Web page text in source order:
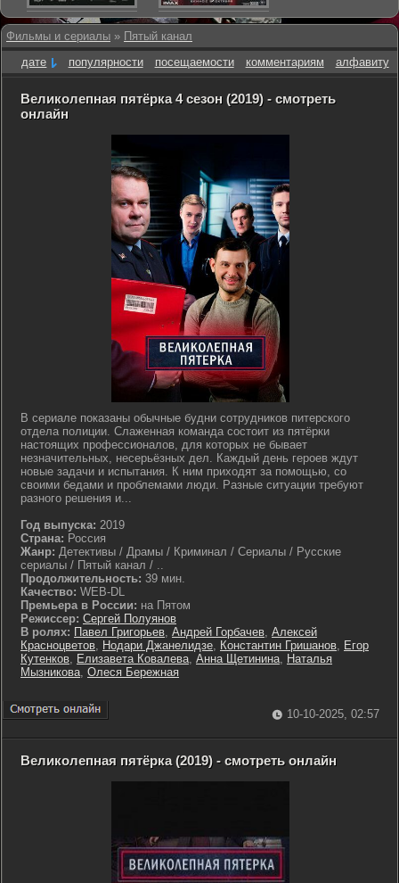
Фильмы и сериалы » Пятый канал
дате
популярности посещаемости комментариям алфавиту
Великолепная пятёрка 4 сезон (2019) - смотреть
онлайн
В сериале показаны обычные будни сотрудников питерского
отдела полиции. Слаженная команда состоит из пятёрки
настоящих профессионалов, для которых не бывает
незначительных, несерьёзных дел. Каждый день героев ждут
новые задачи и испытания. К ним приходят за помощью, со
своими бедами и проблемами люди. Разные ситуации требуют
разного решения и...
Год выпуска: 2019
Страна: Россия
Жанр: Детективы / Драмы / Криминал / Сериалы / Русские
сериалы / Пятый канал / ..
Продолжительность: 39 мин.
Качество: WEB-DL
Премьера в России: на Пятом
Режиссер: Сергей Полуянов
В ролях: Павел Григорьев, Андрей Горбачев, Алексей
Красноцветов, Нодари Джанелидзе, Константин Гришанов, Егор
Кутенков, Елизавета Ковалева, Анна Щетинина, Наталья
Мызникова, Олеся Бережная
10-10-2025, 02:57
Великолепная пятёрка (2019) - смотреть онлайн